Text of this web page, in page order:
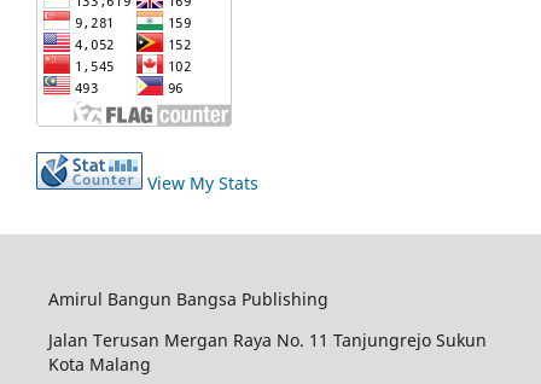
View My Stats
Amirul Bangun Bangsa Publishing
Jalan Terusan Mergan Raya No. 11 Tanjungrejo Sukun
Kota Malang